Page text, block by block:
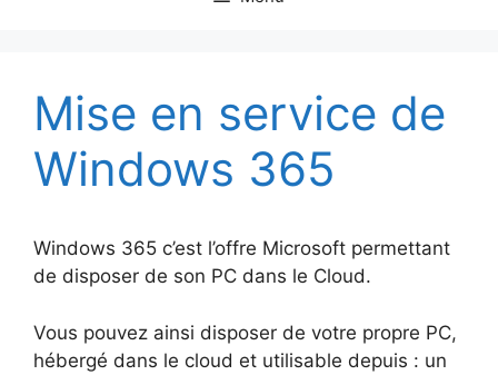
Mise en service de
Windows 365
Windows 365 c’est l’offre Microsoft permettant
de disposer de son PC dans le Cloud.
Vous pouvez ainsi disposer de votre propre PC,
hébergé dans le cloud et utilisable depuis : un